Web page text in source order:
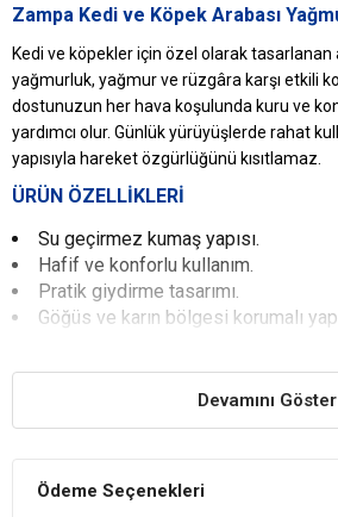
Zampa Kedi ve Köpek Arabası
Kedi ve köpekler için özel olarak tasarlanan
yağmurluk, yağmur ve rüzgâra karşı etkili
dostunuzun her hava koşulunda kuru ve
yardımcı olur. Günlük yürüyüşlerde rahat
yapısıyla hareket özgürlüğünü kısıtlamaz.
ÜRÜN ÖZELLİKLERİ
Su geçirmez kumaş yapısı.
Hafif ve konforlu kullanım.
Pratik giydirme tasarımı.
Göğüs ve karın bölgesi korumalı
Yağmur ve Rüzgâra Karşı Koruma
kalmasına yardımcı olur.
Devamını Göster
Ödeme Seçenekleri